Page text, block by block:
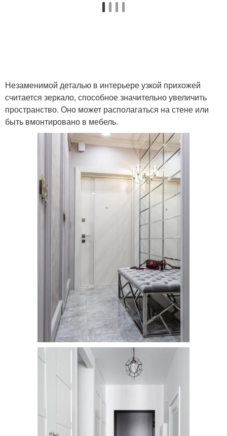
Незаменимой деталью в интерьере узкой прихожей
считается зеркало, способное значительно увеличить
пространство. Оно может располагаться на стене или
быть вмонтировано в мебель.